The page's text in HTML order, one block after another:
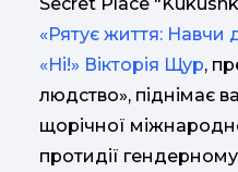
Secret Place
«Рятує життя: Навчи
«Ні!» Вікторія Щур,
людство», піднімає
щорічної
протидії